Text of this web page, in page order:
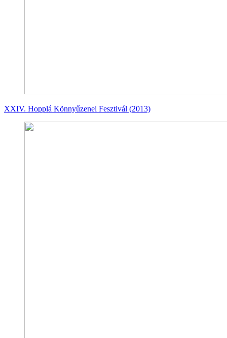
XXIV. Hopplá Könnyűzenei Fesztivál (2013)